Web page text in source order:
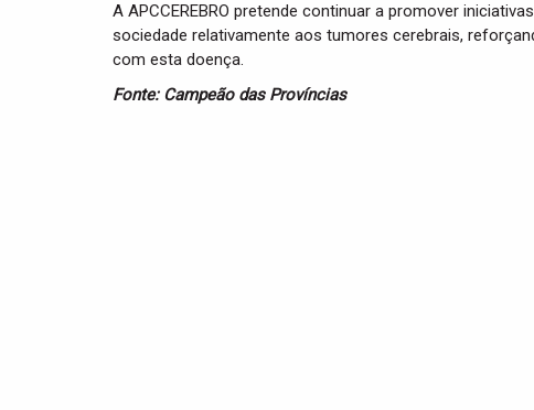
A APCCEREBRO pretende continuar a promover
sociedade relativamente aos tumores cerebrais,
com esta doença.
Fonte: Campeão das Províncias